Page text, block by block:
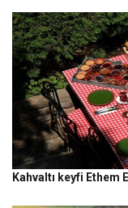
Kahvaltı keyfi Ethem